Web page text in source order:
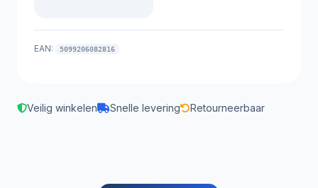
EAN: 5099206082816
Veilig winkelen Snelle levering Retourneerbaar